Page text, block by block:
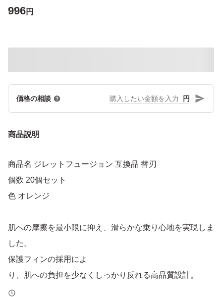
996円
価格の相談 円
商品説明
商品名 ジレットフュージョン 互換品 替刃
個数 20個セット
色 オレンジ
肌への摩擦を最小限に抑え、滑らかな乗り心地を実現しま
した。
保護フィンの採用によ
り、肌への負担を少なくしっかり反れる高品質設計。
純正品と比べて金額は3分の1以下に抑えられる為、とて